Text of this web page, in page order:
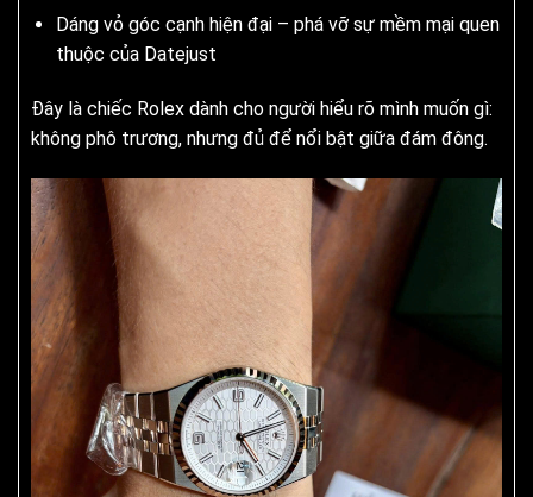
Dáng vỏ góc cạnh hiện đại – phá vỡ sự mềm mại quen
thuộc của Datejust
Đây là chiếc Rolex dành cho người hiểu rõ mình muốn gì:
không phô trương, nhưng đủ để nổi bật giữa đám đông.